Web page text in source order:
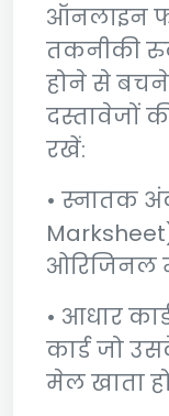
ऑनलाइन
तकनीकी
होने से
दस्तावेजों
रखें:
• स्नातक
ओरिजिनल
• आधार
कार्ड जो
मेल खाता